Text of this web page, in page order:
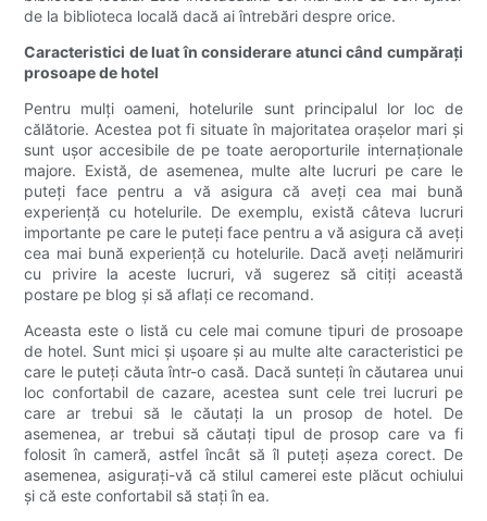
de la biblioteca locală dacă ai întrebări despre orice.
Caracteristici de luat în considerare atunci când cumpărați
prosoape de hotel
Pentru mulți oameni, hotelurile sunt principalul lor loc de
călătorie. Acestea pot fi situate în majoritatea orașelor mari și
sunt ușor accesibile de pe toate aeroporturile internaționale
majore. Există, de asemenea, multe alte lucruri pe care le
puteți face pentru a vă asigura că aveți cea mai bună
experiență cu hotelurile. De exemplu, există câteva lucruri
importante pe care le puteți face pentru a vă asigura că aveți
cea mai bună experiență cu hotelurile. Dacă aveți nelămuriri
cu privire la aceste lucruri, vă sugerez să citiți această
postare pe blog și să aflați ce recomand.
Aceasta este o listă cu cele mai comune tipuri de prosoape
de hotel. Sunt mici și ușoare și au multe alte caracteristici pe
care le puteți căuta într-o casă. Dacă sunteți în căutarea unui
loc confortabil de cazare, acestea sunt cele trei lucruri pe
care ar trebui să le căutați la un prosop de hotel. De
asemenea, ar trebui să căutați tipul de prosop care va fi
folosit în cameră, astfel încât să îl puteți așeza corect. De
asemenea, asigurați-vă că stilul camerei este plăcut ochiului
și că este confortabil să stați în ea.